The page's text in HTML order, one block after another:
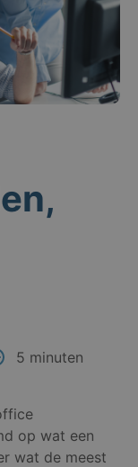
5 minuten
op wat een
wat de meest